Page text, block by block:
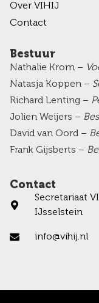
Over VIHIJ
Contact
Bestuur
Nathalie Krom –
Natasja Koppen –
Richard Lenting –
Jolien Weijers –
David van Oord –
Frank Gijsberts –
Contact
Secretariaat
IJsselstein
info@vihij.nl